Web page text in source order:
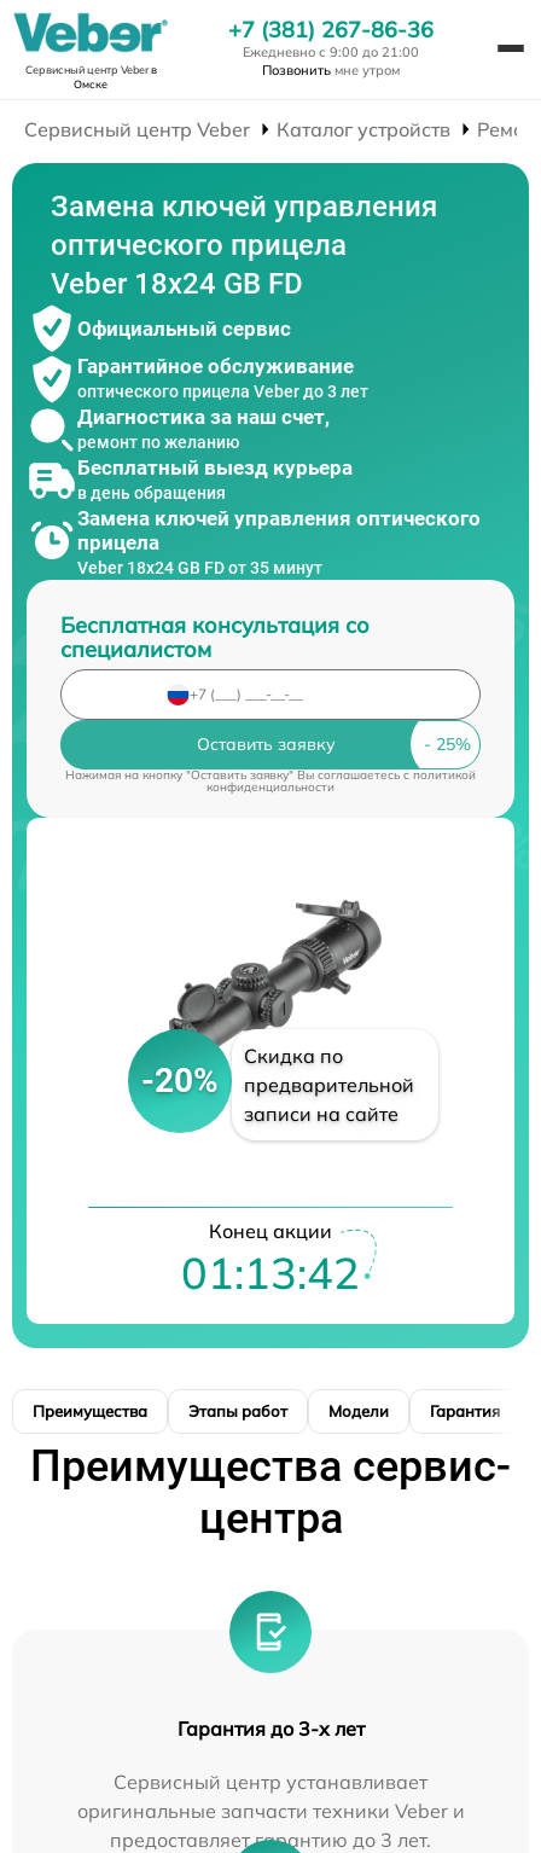
Сервисный центр Veberв
Омске
+7 (381) 267-86-36
Ежедневно с 9:00 до 21:00
Позвонить мне утром
Сервисный центр Veber Каталог устройств
Замена ключей управления
оптического прицела
Veber 18x24 GB FD
Официальный сервис
Гарантийное обслуживание
оптического прицела Veber до 3 лет
Диагностика за наш счет,
ремонт по желанию
Бесплатный выезд курьера
в день обращения
Замена ключей управления оптического
прицела
Veber 18x24 GB FD от 35 минут
Бесплатная консультация со
специалистом
Оставить заявку
Нажимая на кнопку "Оставить заявку" Вы соглашаетесь cполитикой
конфиденциальности
-20%
Скидка по
предварительной
записи на сайте
Конец акции
01:13:41
Преимущества Этапы работ Модели Гарантия
Преимущества сервис-
центра
Гарантия до 3-х лет
Сервисный центр устанавливает
оригинальные запчасти техники Veber и
предоставляет гарантию до 3 лет.